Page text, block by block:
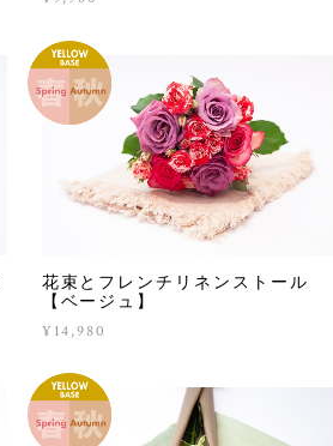
花束とフレンチリネンストール
【ベージュ】
¥14,980